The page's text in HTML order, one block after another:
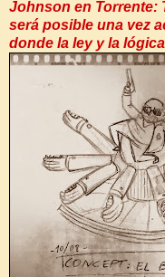
Johnson en Torrente:
será posible una vez
donde la ley y la